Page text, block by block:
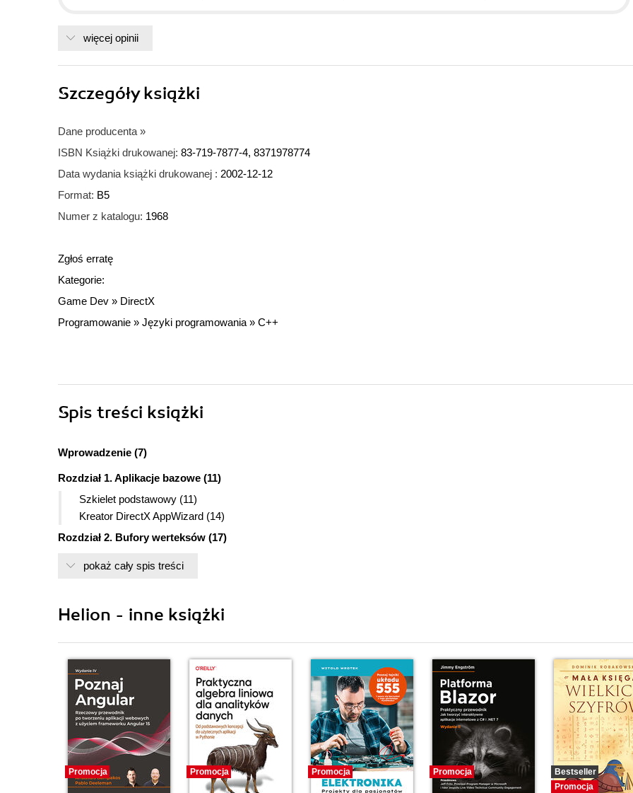
więcej opinii
Szczegółyksiążki
Dane producenta »
ISBN Książki drukowanej: 83-719-7877-4, 8371978774
Data wydania książki drukowanej : 2002-12-12
Format: B5
Numer z katalogu: 1968
Zgłoś erratę
Kategorie:
Game Dev » DirectX
Programowanie » Języki programowania » C++
Spis treści książki
Wprowadzenie (7)
Rozdział 1. Aplikacje bazowe (11)
Szkielet podstawowy (11)
Kreator DirectX AppWizard (14)
Rozdział 2. Bufory werteksów (17)
Prymitywy (17)
FVF (25)
Dynamiczna zmiana zawartości buforów (32)
Obiekty podstawowe (37)
Klasy pomocnicze (40)
Teselacja (41)
Pliki .x (44)
Rozdział 4. Przekształcenia przestrzeni (47)
Okno widoku (47)
Macierz świata (48)
pokaż cały spis treści
Helion - inne książki
Promocja Promocja Promocja Promocja
Bestseller
Promocja